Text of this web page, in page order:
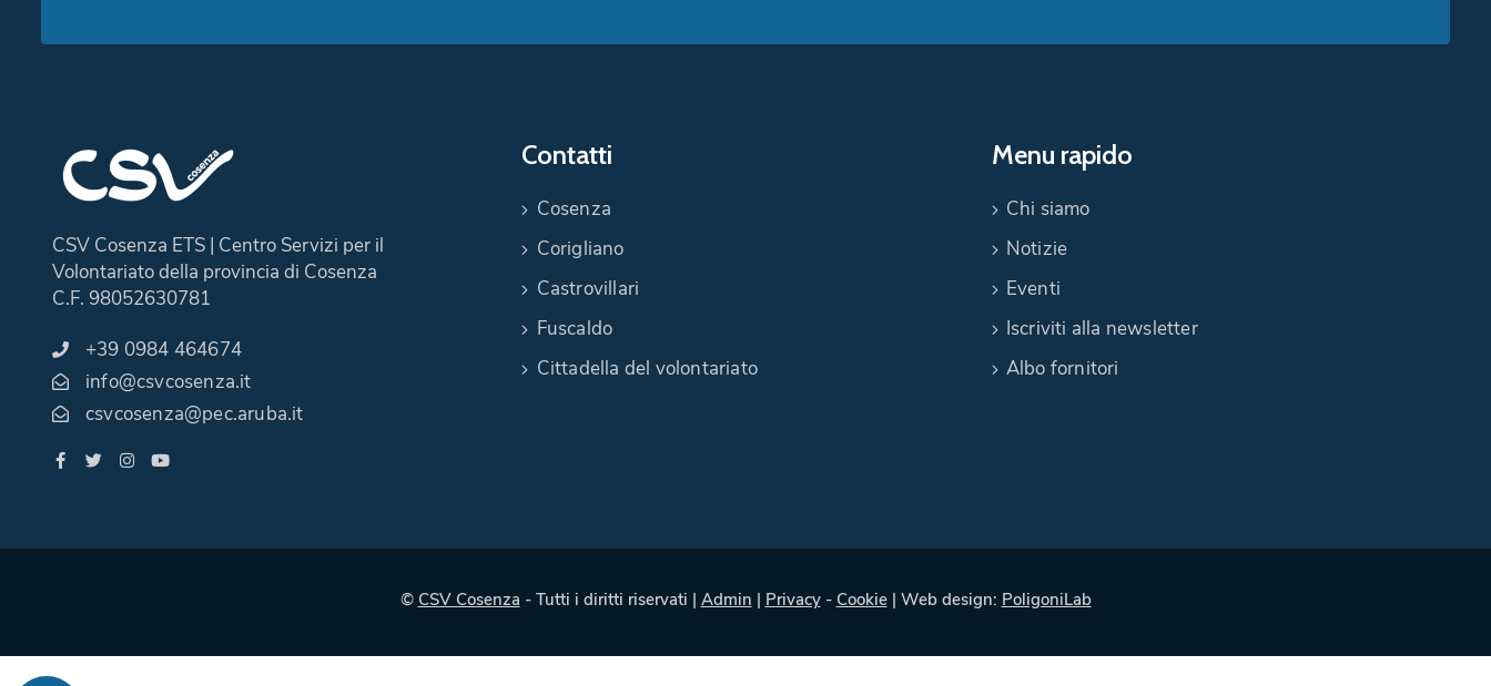
CSV Cosenza ETS | Centro Servizi per il
Volontariato della provincia di Cosenza
C.F. 98052630781
+39 0984 464674
info@csvcosenza.it
csvcosenza@pec.aruba.it
Contatti
Cosenza
Corigliano
Castrovillari
Fuscaldo
Cittadella del volontariato
Menu rapido
Chi siamo
Notizie
Eventi
Iscriviti alla newsletter
Albo fornitori
© CSV Cosenza - Tutti i diritti riservati | Admin | Privacy- Cookie| Web design: PoligoniLab